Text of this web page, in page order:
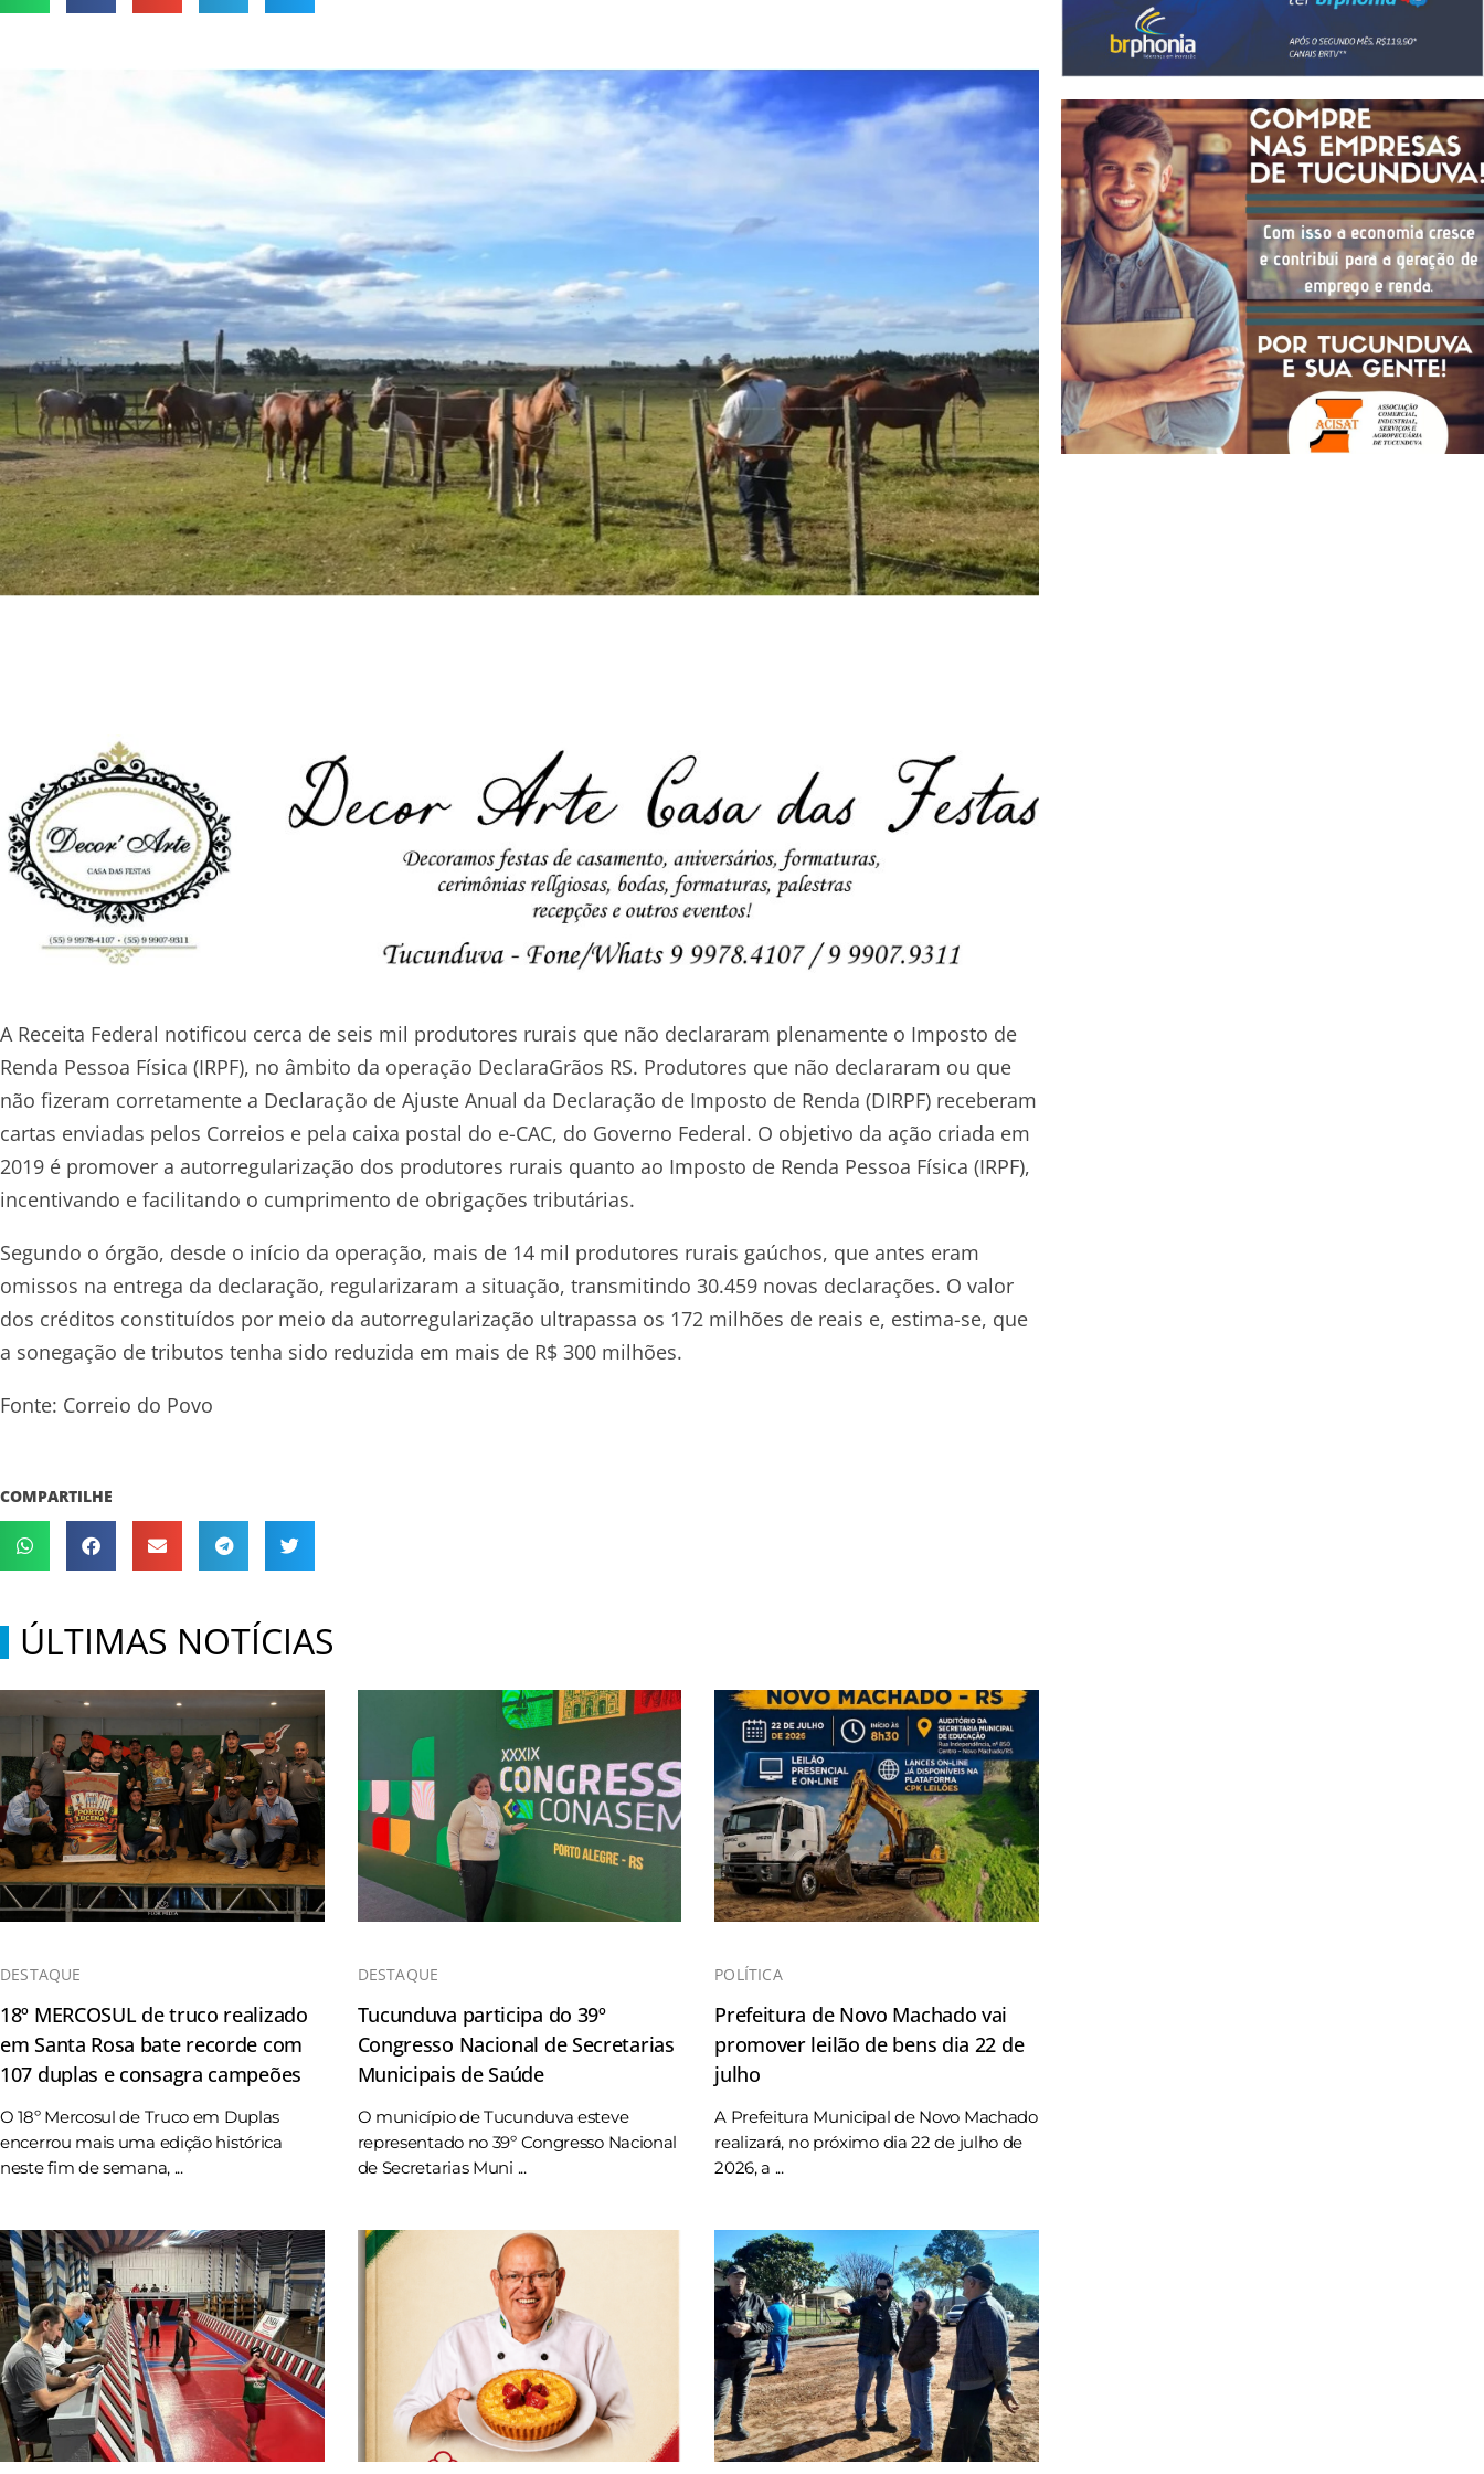
A Receita Federal notificou cerca de seis mil produtores rurais que não declararam plenamente o Imposto de
Renda Pessoa Física (IRPF), no âmbito da operação DeclaraGrãos RS. Produtores que não declararam ou que
não fizeram corretamente a Declaração de Ajuste Anual da Declaração de Imposto de Renda (DIRPF) receberam
cartas enviadas pelos Correios e pela caixa postal do e-CAC, do Governo Federal. O objetivo da ação criada em
2019 é promover a autorregularização dos produtores rurais quanto ao Imposto de Renda Pessoa Física (IRPF),
incentivando e facilitando o cumprimento de obrigações tributárias.
Segundo o órgão, desde o início da operação, mais de 14 mil produtores rurais gaúchos, que antes eram
omissos na entrega da declaração, regularizaram a situação, transmitindo 30.459 novas declarações. O valor
dos créditos constituídos por meio da autorregularização ultrapassa os 172 milhões de reais e, estima-se, que
a sonegação de tributos tenha sido reduzida em mais de R$ 300 milhões.
Fonte: Correio do Povo
COMPARTILHE
ÚLTIMAS NOTÍCIAS
DESTAQUE
18º MERCOSUL de truco realizado
em Santa Rosa bate recorde com
107 duplas e consagra campeões
O 18º Mercosul de Truco em Duplas
encerrou mais uma edição histórica
neste fim de semana, ...
DESTAQUE
Tucunduva participa do 39º
Congresso Nacional de Secretarias
Municipais de Saúde
O município de Tucunduva esteve
representado no 39º Congresso Nacional
de Secretarias Muni ...
POLÍTICA
Prefeitura de Novo Machado vai
promover leilão de bens dia 22 de
julho
A Prefeitura Municipal de Novo Machado
realizará, no próximo dia 22 de julho de
2026, a ...